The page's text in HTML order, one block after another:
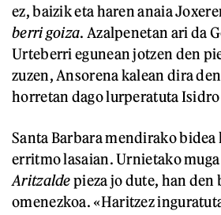
ez, baizik eta haren anaia
berri goiza. Azalpenetan ari da
Urteberri egunean jotzen den
zuzen, Ansorena kalean dira
horretan dago lurperatuta
Santa Barbara mendirako
erritmo lasaian. Urnietako muga
Aritzaldepieza jo dute, han den
omenezkoa. «Haritzez